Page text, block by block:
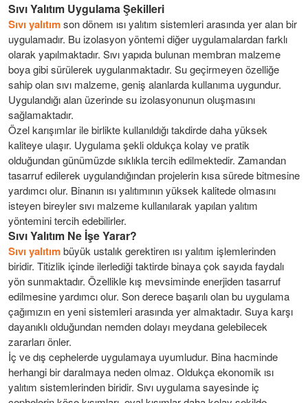
Sıvı Yalıtım Uygulama Şekilleri
Sıvı yalıtımson dönem ısı yalıtım sistemleri arasında yer alan bir
uygulamadır. Bu izolasyon yöntemi diğer uygulamalardan farklı
olarak yapılmaktadır. Sıvı yapıda bulunan membran malzeme
boya gibi sürülerek uygulanmaktadır. Su geçirmeyen özelliğe
sahip olan sıvı malzeme, geniş alanlarda kullanıma uygundur.
Uygulandığı alan üzerinde su izolasyonunun oluşmasını
sağlamaktadır.
Özel karışımlar ile birlikte kullanıldığı takdirde daha yüksek
kaliteye ulaşır. Uygulama şekli oldukça kolay ve pratik
olduğundan günümüzde sıklıkla tercih edilmektedir. Zamandan
tasarruf edilerek uygulandığından projelerin kısa sürede bitmesine
yardımcı olur. Binanın ısı yalıtımının yüksek kalitede olmasını
isteyen bireyler sıvı malzeme kullanılarak yapılan yalıtım
yöntemini tercih edebilirler.
Sıvı Yalıtım Ne İşe Yarar?
Sıvı yalıtımbüyük ustalık gerektiren ısı yalıtım işlemlerinden
biridir. Titizlik içinde ilerlediği taktirde binaya çok sayıda faydalı
yön sunmaktadır. Özellikle kış mevsiminde enerjiden tasarruf
edilmesine yardımcı olur. Son derece başarılı olan bu uygulama
çağımızın en yeni sistemleri arasında yer almaktadır. Suya karşı
dayanıklı olduğundan nemden dolayı meydana gelebilecek
zararları önler.
İç ve dış cephelerde uygulamaya uyumludur. Bina hacminde
herhangi bir daralmaya neden olmaz. Oldukça ekonomik ısı
yalıtım sistemlerinden biridir. Sıvı uygulama sayesinde iç